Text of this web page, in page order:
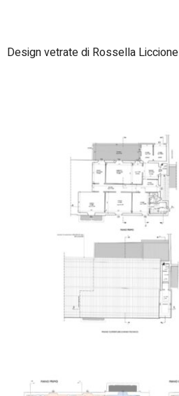
Design vetrate di Rossella Liccione